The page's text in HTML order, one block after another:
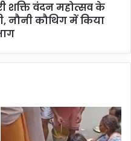
शक्ति वंदन महोत्सव के
नौनी कौथिग में किया